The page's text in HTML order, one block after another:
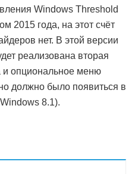
Windows Threshold
2015 года, на этот счёт
нет. В этой версии
реализована вторая
и опциональное меню
должно было появиться в
8.1).